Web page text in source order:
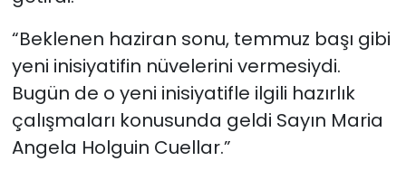
“Beklenen haziran sonu, temmuz başı gibi
yeni inisiyatifin nüvelerini vermesiydi.
Bugün de o yeni inisiyatifle ilgili hazırlık
çalışmaları konusunda geldi Sayın Maria
Angela Holguin Cuellar.”